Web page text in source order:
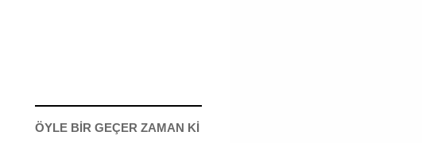
ÖYLE BİR GEÇER ZAMAN Kİ